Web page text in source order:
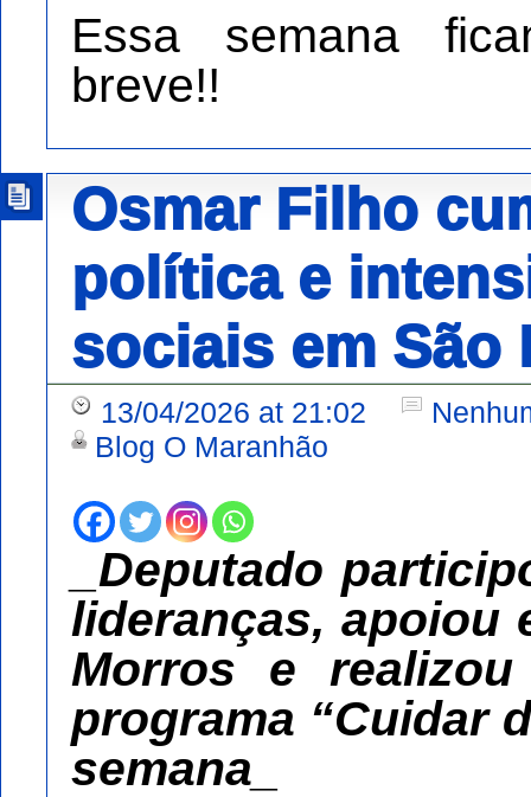
Essa semana
breve!!
Osmar Filho
política e
sociais em São
13/04/2026 at 21:02
Blog O Maranhão
_Deputado
lideranças, apoiou
Morros e
programa “Cuidar
semana_